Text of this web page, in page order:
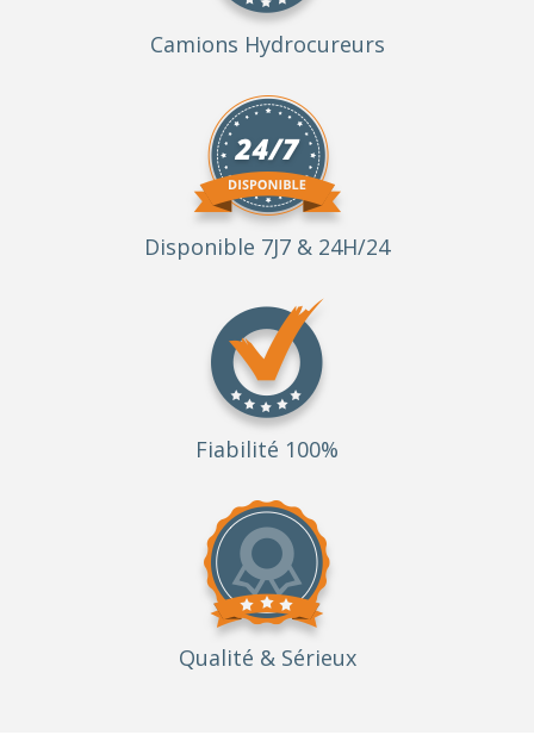
Camions Hydrocureurs
Disponible 7J7 & 24H/24
Fiabilité 100%
Qualité & Sérieux